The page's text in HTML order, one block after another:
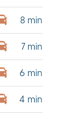
8 min
7 min
6 min
4 min